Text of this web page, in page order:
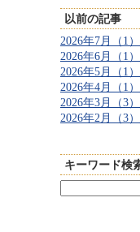
以前の記事
2026年7月（1）
2026年6月（1）
2026年5月（1）
2026年4月（1）
2026年3月（3）
2026年2月（3）
キーワード検